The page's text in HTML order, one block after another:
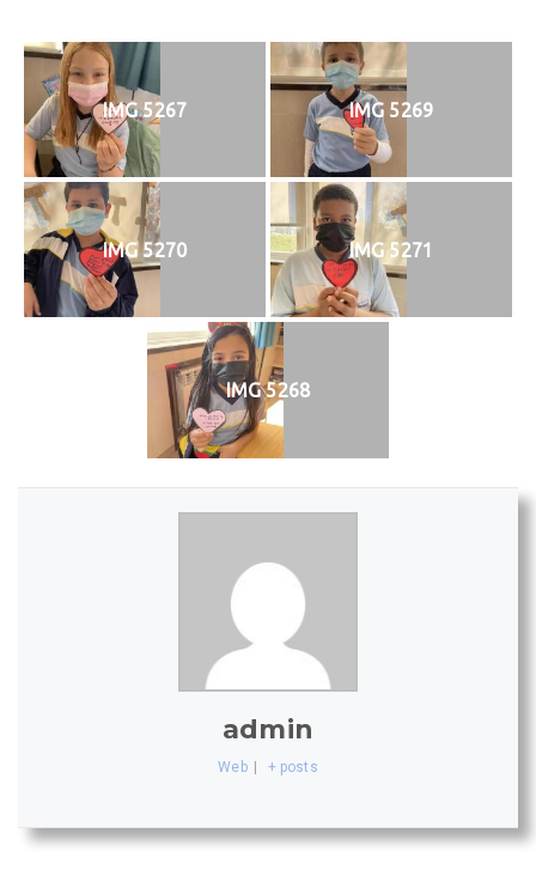
IMG 5267 IMG 5269
IMG 5270 IMG 5271
IMG 5268
admin
Web | + posts